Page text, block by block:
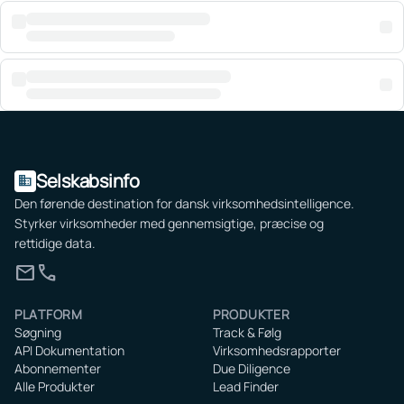
domain Selskabsinfo
Den førende destination for dansk virksomhedsintelligence.
Styrker virksomheder med gennemsigtige, præcise og
rettidige data.
mailcall
PLATFORM
Søgning
API Dokumentation
Abonnementer
Alle Produkter
PRODUKTER
Track & Følg
Virksomhedsrapporter
Due Diligence
Lead Finder